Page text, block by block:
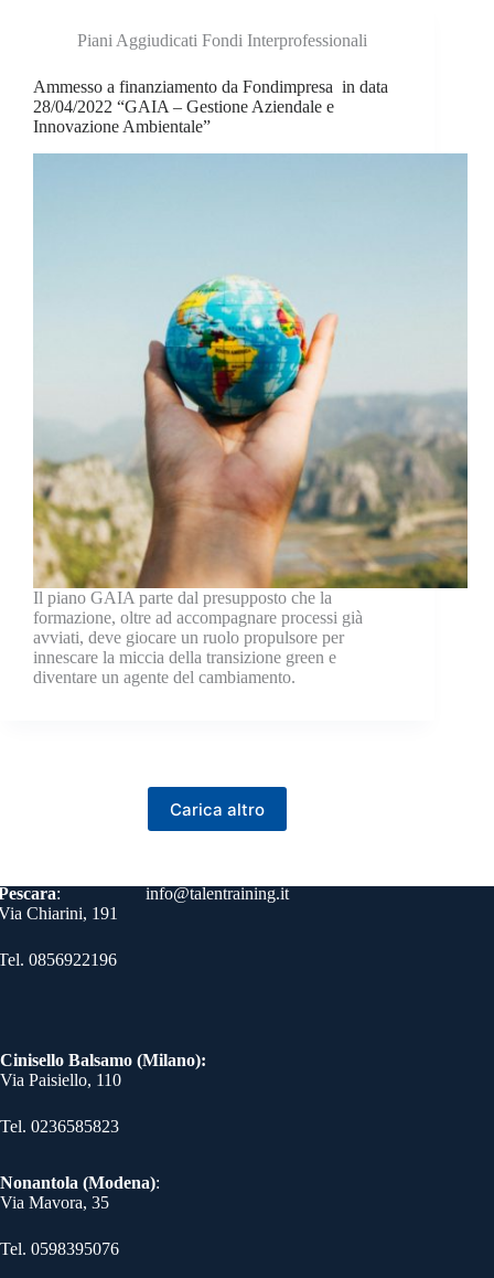
Piani Aggiudicati Fondi Interprofessionali
Ammesso a finanziamento da Fondimpresa in data
28/04/2022 “GAIA – Gestione Aziendale e
Innovazione Ambientale”
Il piano GAIA parte dal presupposto che la
formazione, oltre ad accompagnare processi già
avviati, deve giocare un ruolo propulsore per
innescare la miccia della transizione green e
diventare un agente del cambiamento.
Carica altro
info@talentraining.it
:
Chiarini, 191
0856922196
Cinisello Balsamo (Milano):
Via Paisiello, 110
Tel. 0236585823​
Nonantola (Modena):
Via Mavora, 35
Tel. 0598395076​